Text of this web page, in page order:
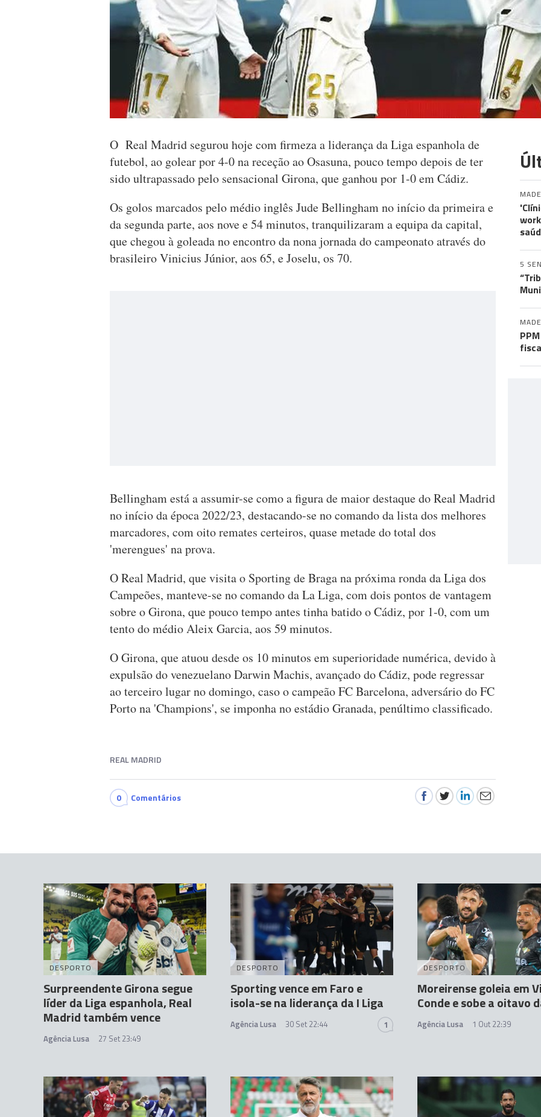
O Real Madrid segurou hoje com firmeza a liderança da Liga espanhola de
futebol, ao golear por 4-0 na receção ao Osasuna, pouco tempo depois de ter
sido ultrapassado pelo sensacional Girona, que ganhou por 1-0 em Cádiz.
Os golos marcados pelo médio inglês Jude Bellingham no início da primeira e
da segunda parte, aos nove e 54 minutos, tranquilizaram a equipa da capital,
que chegou à goleada no encontro da nona jornada do campeonato através do
brasileiro Vinicius Júnior, aos 65, e Joselu, os 70.
Bellingham está a assumir-se como a figura de maior destaque do Real Madrid
no início da época 2022/23, destacando-se no comando da lista dos melhores
marcadores, com oito remates certeiros, quase metade do total dos
'merengues' na prova.
O Real Madrid, que visita o Sporting de Braga na próxima ronda da Liga dos
Campeões, manteve-se no comando da La Liga, com dois pontos de vantagem
sobre o Girona, que pouco tempo antes tinha batido o Cádiz, por 1-0, com um
tento do médio Aleix Garcia, aos 59 minutos.
O Girona, que atuou desde os 10 minutos em superioridade numérica, devido à
expulsão do venezuelano Darwin Machis, avançado do Cádiz, pode regressar
ao terceiro lugar no domingo, caso o campeão FC Barcelona, adversário do FC
Porto na 'Champions', se imponha no estádio Granada, penúltimo classificado.
REAL MADRID
0 Comentários
5
DESPORTO
Surpreendente Girona segue
líder da Liga espanhola, Real
Madrid também vence
Agência Lusa 27 Set 23:49
DESPORTO
Sporting vence em Faro e
isola-se na liderança da I Liga
Agência Lusa 30 Set 22:44 1
DESPORTO
Moreirense goleia em
Conde e sobe a oitavo
Agência Lusa 1 Out 22:39